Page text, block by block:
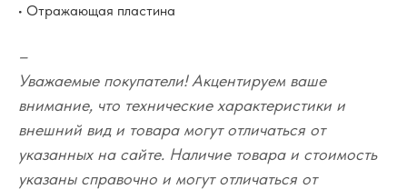
• Отражающая пластина
–
Уважаемые покупатели! Акцентируем ваше
внимание, что технические характеристики и
внешний вид и товара могут отличаться от
указанных на сайте. Наличие товара и стоимость
указаны справочно и могут отличаться от